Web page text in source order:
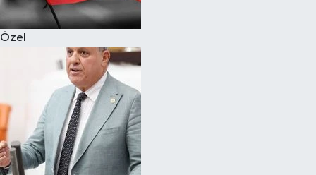
Özel
Magazin
Özel
Resmi İlanlar